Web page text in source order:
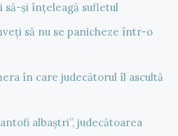
să-și înțeleagă sufletul
să nu se panicheze într-o
în care judecătorul îl ascultă
albaștri”, judecătoarea